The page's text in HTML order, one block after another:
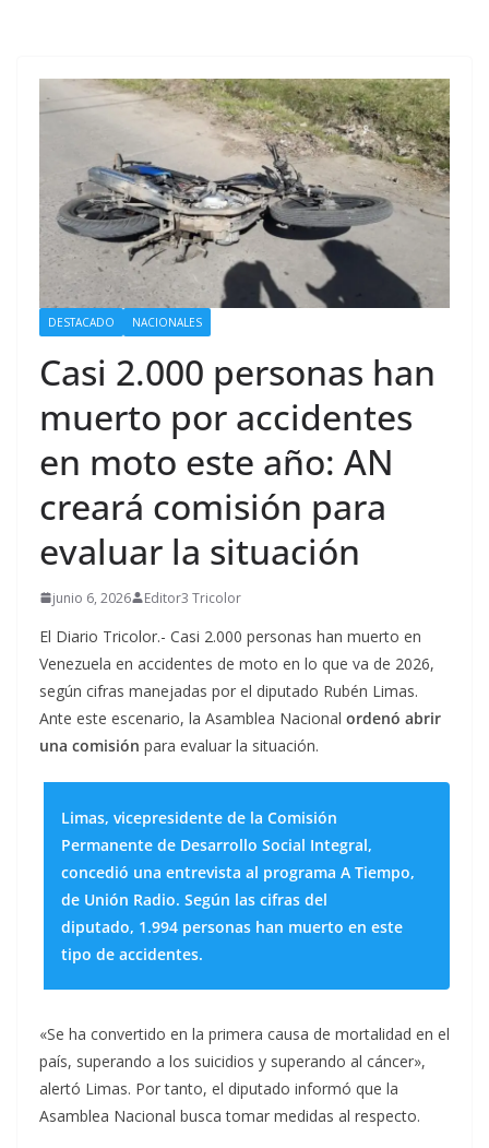
DESTACADO NACIONALES
Casi 2.000 personas han
muerto por accidentes
en moto este año: AN
creará comisión para
evaluar la situación
junio 6, 2026 Editor3 Tricolor
El Diario Tricolor.- Casi 2.000 personas han muerto en
Venezuela en accidentes de moto en lo que va de 2026,
según cifras manejadas por el diputado Rubén Limas.
Ante este escenario, la Asamblea Nacional ordenó abrir
una comisión para evaluar la situación.
Limas, vicepresidente de la Comisión
Permanente de Desarrollo Social Integral,
concedió una entrevista al programa A Tiempo,
de Unión Radio. Según las cifras del
diputado, 1.994 personas han muerto en este
tipo de accidentes.
«Se ha convertido en la primera causa de mortalidad en el
país, superando a los suicidios y superando al cáncer»,
alertó Limas. Por tanto, el diputado informó que la
Asamblea Nacional busca tomar medidas al respecto.